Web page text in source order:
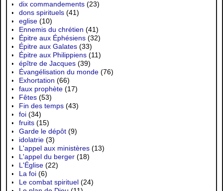
dix commandements (23)
dons spirituels (41)
eglise (10)
Ennemis du chrétien (41)
Épitre aux Éphésiens (32)
Épitre aux Galates (33)
Épitre aux Philippiens (11)
épître de Jacques (39)
Évangélisation du monde (76)
Exhortation (66)
faux prophète (17)
Fêtes (53)
Fin des temps (43)
foi (34)
fruits (15)
Garde le dépôt (9)
idolatrie (3)
L'appel aux ministères (13)
L'appel du berger (18)
L'Église (22)
La foi (6)
Le combat spirituel (24)